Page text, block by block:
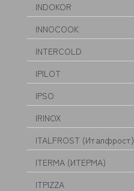
INDOKOR
INNOCOOK
INTERCOLD
IPILOT
IPSO
IRINOX
ITALFROST (Италфрост)
ITERMA (ИТЕРМА)
ITPIZZA